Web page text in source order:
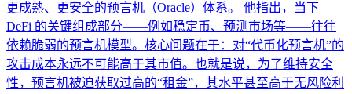
更成熟、更安全的预言机（Oracle）体系。 他指出，当下
DeFi 的关键组成部分——例如稳定币、预测市场等——往往
依赖脆弱的预言机模型。核心问题在于：对“代币化预言机”的
攻击成本永远不可能高于其市值。也就是说，为了维持安全
性，预言机被迫获取过高的“租金”，其水平甚至高于无风险利